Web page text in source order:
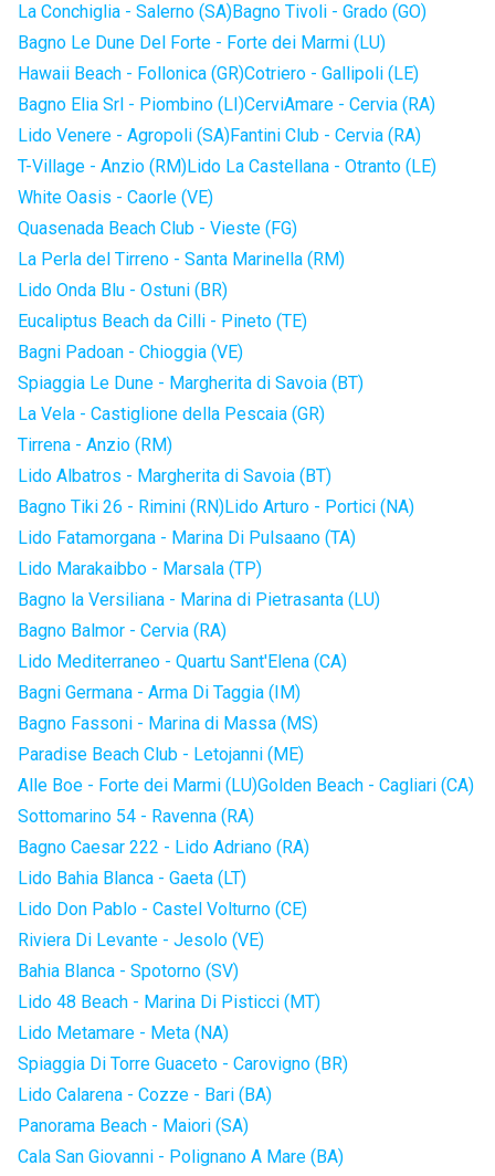
La Conchiglia - Salerno (SA)Bagno Tivoli - Grado (GO)
Bagno Le Dune Del Forte - Forte dei Marmi (LU)
Hawaii Beach - Follonica (GR)Cotriero - Gallipoli (LE)
Bagno Elia Srl - Piombino (LI)CerviAmare - Cervia (RA)
Lido Venere - Agropoli (SA)Fantini Club - Cervia (RA)
T-Village - Anzio (RM)Lido La Castellana - Otranto (LE)
White Oasis - Caorle (VE)
Quasenada Beach Club - Vieste (FG)
La Perla del Tirreno - Santa Marinella (RM)
Lido Onda Blu - Ostuni (BR)
Eucaliptus Beach da Cilli - Pineto (TE)
Bagni Padoan - Chioggia (VE)
Spiaggia Le Dune - Margherita di Savoia (BT)
La Vela - Castiglione della Pescaia (GR)
Tirrena - Anzio (RM)
Lido Albatros - Margherita di Savoia (BT)
Bagno Tiki 26 - Rimini (RN)Lido Arturo - Portici (NA)
Lido Fatamorgana - Marina Di Pulsaano (TA)
Lido Marakaibbo - Marsala (TP)
Bagno la Versiliana - Marina di Pietrasanta (LU)
Bagno Balmor - Cervia (RA)
Lido Mediterraneo - Quartu Sant'Elena (CA)
Bagni Germana - Arma Di Taggia (IM)
Bagno Fassoni - Marina di Massa (MS)
Paradise Beach Club - Letojanni (ME)
Alle Boe - Forte dei Marmi (LU)Golden Beach - Cagliari (CA)
Sottomarino 54 - Ravenna (RA)
Bagno Caesar 222 - Lido Adriano (RA)
Lido Bahia Blanca - Gaeta (LT)
Lido Don Pablo - Castel Volturno (CE)
Riviera Di Levante - Jesolo (VE)
Bahia Blanca - Spotorno (SV)
Lido 48 Beach - Marina Di Pisticci (MT)
Lido Metamare - Meta (NA)
Spiaggia Di Torre Guaceto - Carovigno (BR)
Lido Calarena - Cozze - Bari (BA)
Panorama Beach - Maiori (SA)
Cala San Giovanni - Polignano A Mare (BA)